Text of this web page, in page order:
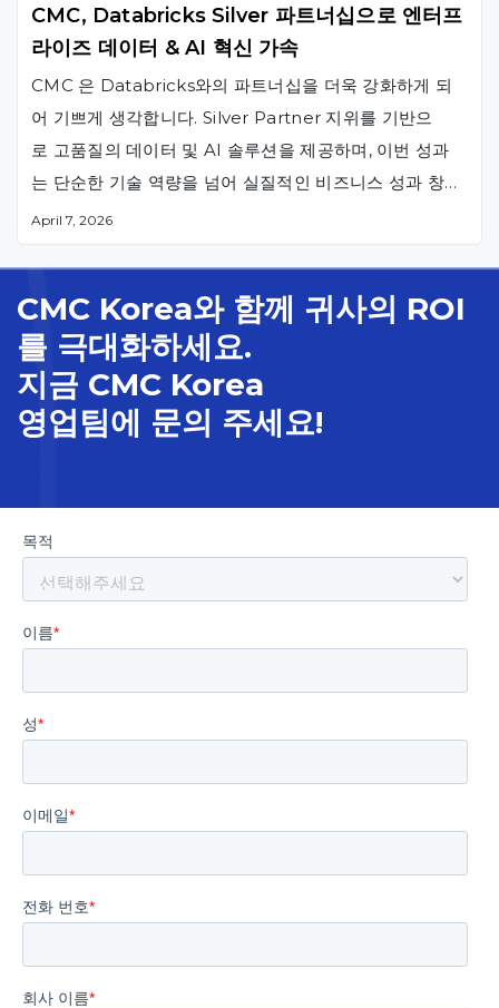
CMC, Databricks Silver 파트너십으로 엔터프
라이즈 데이터 & AI 혁신 가속
CMC 은 Databricks와의 파트너십을 더욱 강화하게 되
어 기쁘게 생각합니다. Silver Partner 지위를 기반으
로 고품질의 데이터 및 AI 솔루션을 제공하며, 이번 성과
는 단순한 기술 역량을 넘어 실질적인 비즈니스 성과 창출
에 대한 우리의 의지를 보여줍니다. Databricks
을 지속적으로 선도해온 점을 인정받았습니다. 이는 고객
에게 Databricks의 첨단 기술과 현지화된 실행 역량을 결
합한 신뢰할 수 있는 파트너를 제공한다는 의미입니다.
Databricks가 Genie 및 Lakehouse와 같은 혁신적
인 기능을 발전시키는 가운데, CMC 은 실제 고객 프로젝
해 기업이 안전하고 통합된 엔드투엔드 데이터 기반을 구
축하고, Medallion Architecture를 활용한 비용 효율적
으로 운영할 수 있도록 지원합니다. 인프라를 넘어, 우리
는 고객 인사이트부터 운영 최적화까지 다양한 실질적인
April 7, 2026
CMC Korea와 함께 귀사의 ROI
를 극대화하세요.
지금 CMC Korea
영업팀에 문의 주세요!